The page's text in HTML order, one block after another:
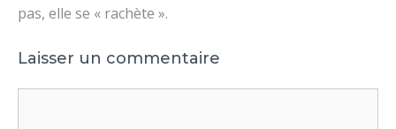
pas, elle se « rachète ».
Laisser un commentaire